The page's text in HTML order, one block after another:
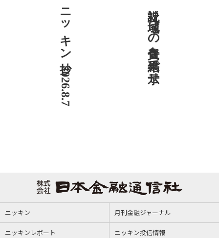
ニッキン抄 2026.8.7 社説 地域への責任を結果で示せ
ニッキン 月刊金融ジャーナル
ニッキンレポート ニッキン投信情報